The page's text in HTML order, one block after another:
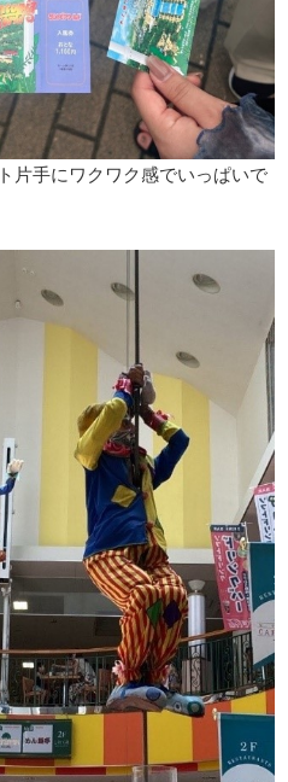
片手にワクワク感でいっぱいで